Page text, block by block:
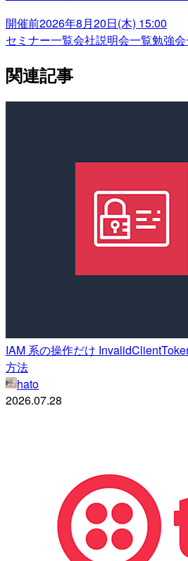
開催前2026年8月20日(木) 15:00
セミナー一覧会社説明会一覧勉強
関連記事
IAM 系の操作だけ
方法
hato
2026.07.28